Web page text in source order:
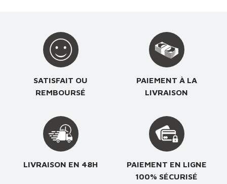
SATISFAIT OU
REMBOURSÉ
PAIEMENT À LA
LIVRAISON
LIVRAISON EN 48H
PAIEMENT EN LIGNE
100% SÉCURISÉ